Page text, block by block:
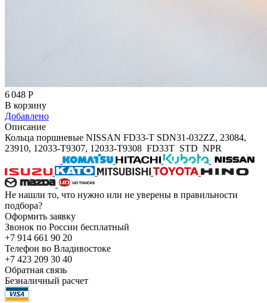
6 048 Р
В корзину
Добавлено
Описание
Кольца поршневые NISSAN FD33-T SDN31-032ZZ, 23084,
23910, 12033-T9307, 12033-T9308 FD33T STD NPR
Не нашли то, что нужно или не уверены в правильности
подбора?
Оформить заявку
Звонок по России бесплатный
+7 914 661 90 20
Телефон во Владивостоке
+7 423 209 30 40
Обратная связь
Безналичный расчет